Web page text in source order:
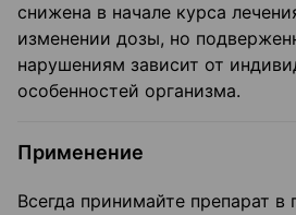
снижена в начале курса
изменении дозы, но
нарушениям зависит от
особенностей организма.
Применение
Всегда принимайте препарат в